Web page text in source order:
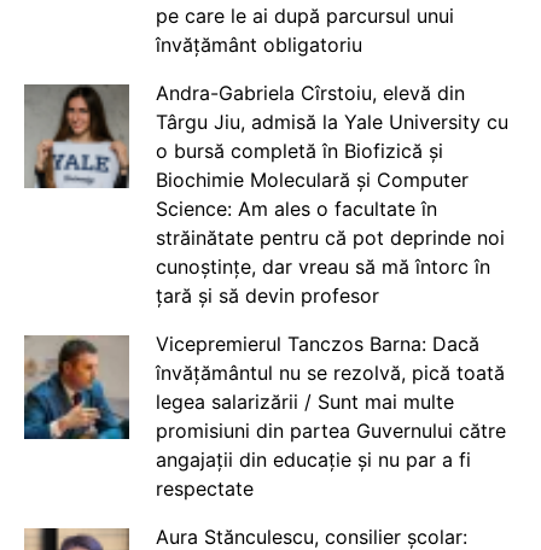
pe care le ai după parcursul unui
învățământ obligatoriu
Andra-Gabriela Cîrstoiu, elevă din
Târgu Jiu, admisă la Yale University cu
o bursă completă în Biofizică și
Biochimie Moleculară și Computer
Science: Am ales o facultate în
străinătate pentru că pot deprinde noi
cunoștințe, dar vreau să mă întorc în
țară și să devin profesor
Vicepremierul Tanczos Barna: Dacă
învățământul nu se rezolvă, pică toată
legea salarizării / Sunt mai multe
promisiuni din partea Guvernului către
angajații din educație și nu par a fi
respectate
Aura Stănculescu, consilier școlar: